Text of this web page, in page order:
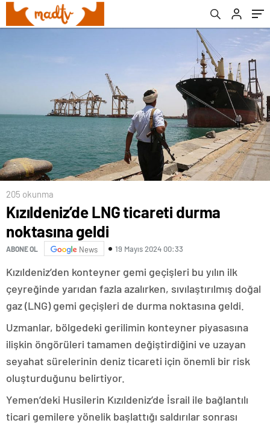
205 okunma
Kızıldeniz’de LNG ticareti durma
noktasına geldi
ABONE OL News 19 Mayıs 2024 00:33
Kızıldeniz’den konteyner gemi geçişleri bu yılın ilk
çeyreğinde yarıdan fazla azalırken, sıvılaştırılmış doğal
gaz (LNG) gemi geçişleri de durma noktasına geldi.
Uzmanlar, bölgedeki gerilimin konteyner piyasasına
ilişkin öngörüleri tamamen değiştirdiğini ve uzayan
seyahat sürelerinin deniz ticareti için önemli bir risk
oluşturduğunu belirtiyor.
Yemen’deki Husilerin Kızıldeniz’de İsrail ile bağlantılı
ticari gemilere yönelik başlattığı saldırılar sonrası